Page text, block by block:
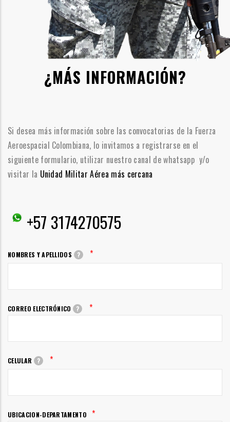
¿MÁS INFORMACIÓN?
Si desea más información sobre las convocatorias de la Fuerza
Aeroespacial Colombiana, lo invitamos a registrarse en el
siguiente formulario, utilizar nuestro canal de whatsapp y/o
visitar la Unidad Militar Aérea más cercana
+57 3174270575
NOMBRES Y APELLIDOS ? *
CORREO ELECTRÓNICO ? *
CELULAR ? *
UBICACION-DEPARTAMENTO *